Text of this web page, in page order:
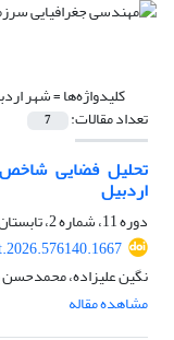
کلیدواژه‌ها =شهر
تعداد مقالات: 7
تحلیل فضایی
اردبیل
دوره 11، شماره 2، تابستان 1406
نگین علیزاده، محمدحسن
مشاهده مقاله